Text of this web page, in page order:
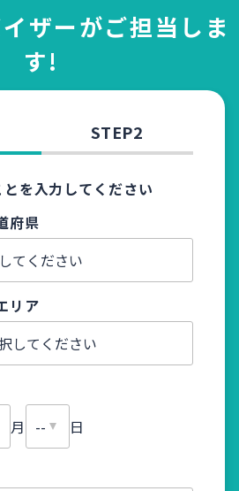
ザーがご担当しま
す!
STEP2
を入力してください
府県
リア
月 日